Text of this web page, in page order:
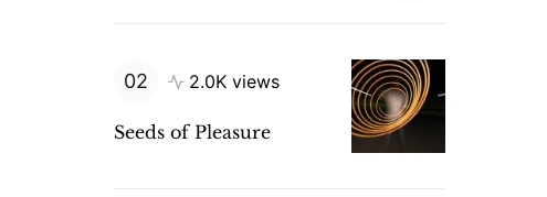
2.0K views
Seeds of Pleasure